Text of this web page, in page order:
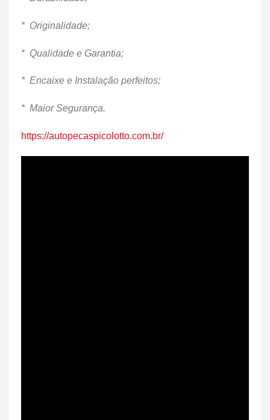
* Originalidade;
* Qualidade e Garantia;
* Encaixe e Instalação perfeitos;
* Maior Segurança.
https://autopecaspicolotto.com.br/